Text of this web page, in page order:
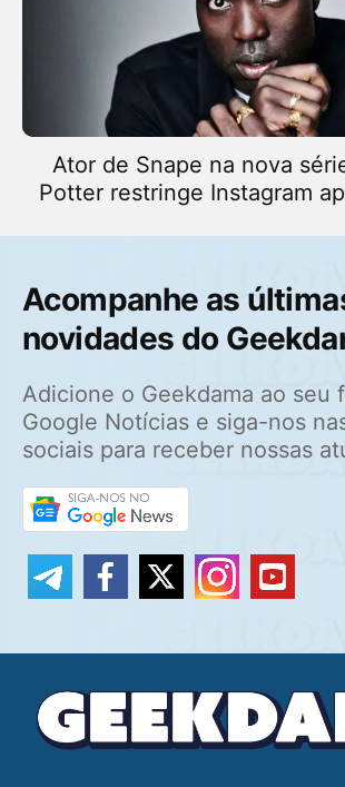
Ator de Snape na nova
Potter restringe Instagram
Acompanhe as
novidades do
Adicione o Geekdama ao seu
Google Notícias e siga-nos
sociais para receber nossas